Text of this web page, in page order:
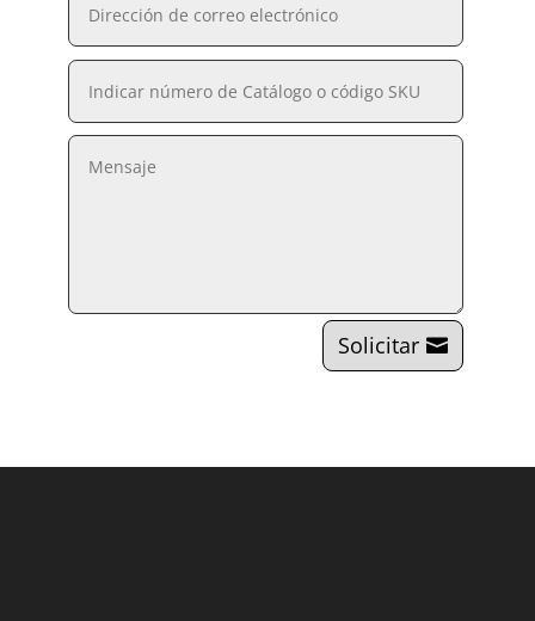
Solicitar